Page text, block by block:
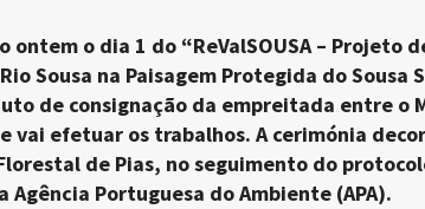
ontem o dia 1 do “ReValSOUSA – Projeto
Sousa na Paisagem Protegida do Sousa
de consignação da empreitada entre o
vai efetuar os trabalhos. A cerimónia
de Pias, no seguimento do
Agência Portuguesa do Ambiente (APA).